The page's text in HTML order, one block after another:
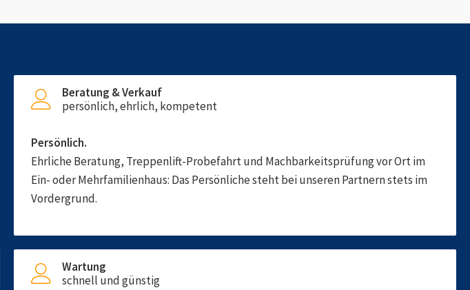
Beratung & Verkauf
persönlich, ehrlich, kompetent
Persönlich.
Ehrliche Beratung, Treppenlift-Probefahrt und Machbarkeitsprüfung vor Ort im
Ein- oder Mehrfamilienhaus: Das Persönliche steht bei unseren Partnern stets im
Vordergrund.
Wartung
schnell und günstig